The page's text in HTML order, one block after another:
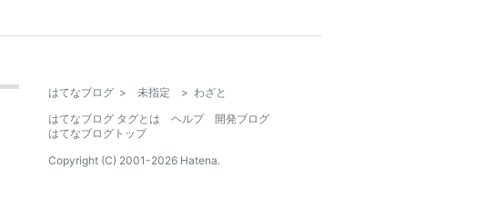
はてなブログ > 未指定 > わざと
はてなブログ タグとは
ヘルプ
開発ブログ
はてなブログトップ
Copyright (C) 2001-2026 Hatena.